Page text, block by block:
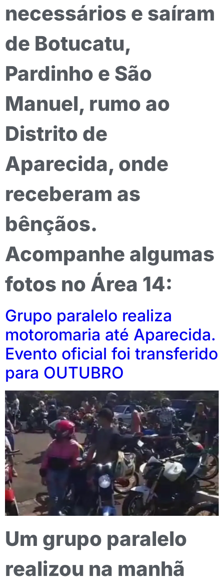
necessários e saíram
de Botucatu,
Pardinho e São
Manuel, rumo ao
Distrito de
Aparecida, onde
receberam as
bênçãos.
Acompanhe algumas
fotos no Área 14:
Grupo paralelo realiza
motoromaria até Aparecida.
Evento oficial foi transferido
para OUTUBRO
Um grupo paralelo
realizou na manhã